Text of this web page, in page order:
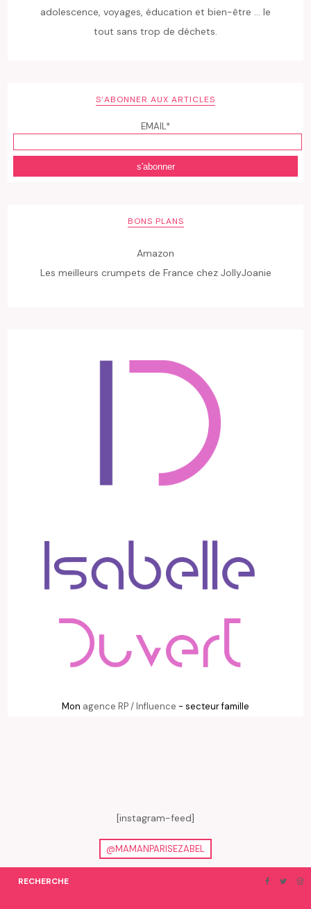
adolescence, voyages, éducation et bien-être ... le
tout sans trop de déchets.
S’ABONNER AUX ARTICLES
EMAIL*
BONS PLANS
Amazon
Les meilleurs crumpets de France chez JollyJoanie
Mon agence RP / Influence - secteur famille
[instagram-feed]
@MAMANPARISEZABEL
RECHERCHE